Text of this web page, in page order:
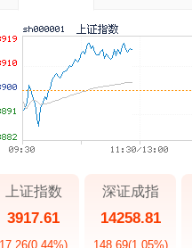
上证指数
3917.61
17.26(0.44%)
深证成指
14258.81
148.69(1.05%)